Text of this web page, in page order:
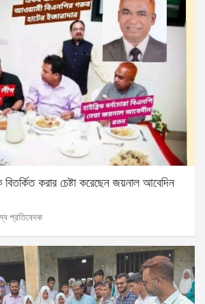
বিতর্কিত করার চেষ্টা করেছেন জয়নাল আবেদিন
প্রতিবেদক